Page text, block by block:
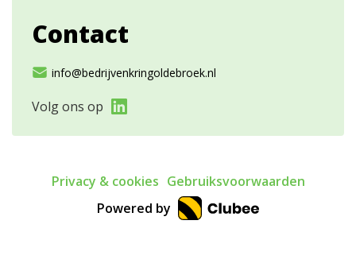
Contact
info@bedrijvenkringoldebroek.nl
Volg ons op
Privacy & cookies Gebruiksvoorwaarden
Powered by